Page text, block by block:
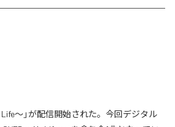
Life～」が配信開始された。今回デジタル